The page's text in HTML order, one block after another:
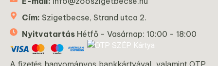
Cím: Szigetbecse, Strand utca 2.
Nyitvatartás Hétfő - Vasárnap: 10:00 - 18:00